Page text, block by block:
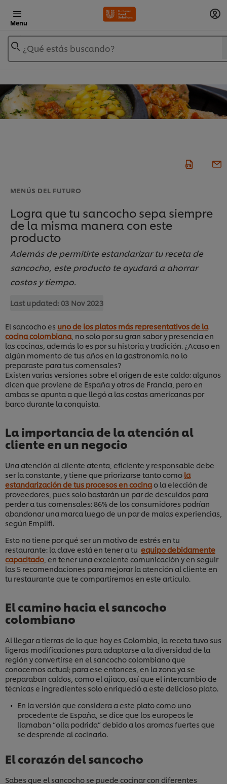
Menu
¿Qué estás buscando?
MENÚS DEL FUTURO
Logra que tu sancocho sepa siempre
de la misma manera con este
producto
Además de permitirte estandarizar tu receta de
sancocho, este producto te ayudará a ahorrar
costos y tiempo.
Last updated: 03 Nov 2023
El sancocho es uno de los platos más representativos de la
cocina colombiana , no solo por su gran sabor y presencia en
las cocinas, además lo es por su historia y tradición. ¿Acaso en
algún momento de tus años en la gastronomía no lo
preparaste para tus comensales?
Existen varias versiones sobre el origen de este caldo: algunos
dicen que proviene de España y otros de Francia, pero en
ambas se apunta a que llegó a las costas americanas por
barco durante la conquista.
La importancia de la atención al
cliente en un negocio
Una atención al cliente atenta, eficiente y responsable debe
ser la constante, y tiene que priorizarse tanto como la
estandarización de tus procesos en cocinao la elección de
proveedores, pues solo bastarán un par de descuidos para
perder a tus comensales: 86% de los consumidores podrían
abandonar una marca luego de un par de malas experiencias,
según Emplifi.
Esto no tiene por qué ser un motivo de estrés en tu
restaurante: la clave está en tener a tu equipo debidamente
capacitado , en tener una excelente comunicación y en seguir
las 5 recomendaciones para mejorar la atención al cliente en
tu restaurante que te compartiremos en este artículo.
El camino hacia el sancocho
colombiano
Al llegar a tierras de lo que hoy es Colombia, la receta tuvo sus
ligeras modificaciones para adaptarse a la diversidad de la
región y convertirse en el sancocho colombiano que
conocemos actual; para ese entonces, en la zona ya se
preparaban caldos, como el ajiaco, así que el intercambio de
técnicas e ingredientes solo enriqueció a este delicioso plato.
En la versión que considera a este plato como uno
procedente de España, se dice que los europeos le
llamaban “olla podrida” debido a los aromas fuertes que
se desprende al cocinarlo.
El corazón del sancocho
Sabes que el sancocho se puede cocinar con diferentes